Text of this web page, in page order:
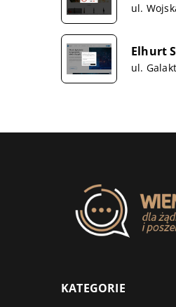
ul.
Elhurt
ul.
KATEGORIE